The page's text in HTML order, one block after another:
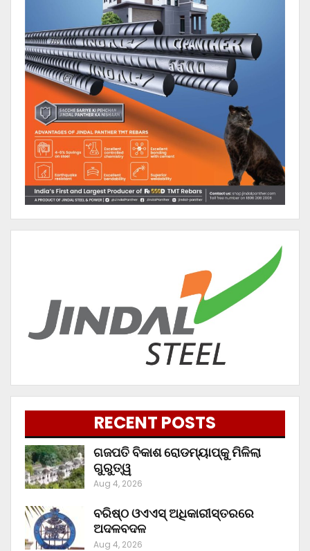
RECENT POSTS
ଗଜପତି ବିକାଶ ରୋଡମ୍ୟାପ୍‌କୁ ମିଳିଲା
ଗୁରୁତ୍ୱ
Aug 4, 2026
ବରିଷ୍ଠ ଓଏଏସ୍‌ ଅଧିକାରୀସ୍ତରରେ
ଅଦଳବଦଳ
Aug 4, 2026